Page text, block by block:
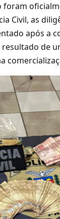
foram
Civil, as
após a
de